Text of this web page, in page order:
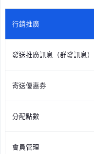
行銷推廣
發送推廣訊息（群發訊息）
寄送優惠券
分配點數
會員管理